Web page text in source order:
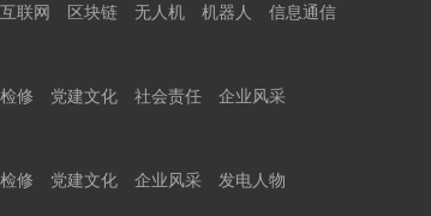
联网 区块链 无人机 机器人
信息通信
修 党建文化 社会责任
企业风采
修 党建文化 企业风采
发电人物